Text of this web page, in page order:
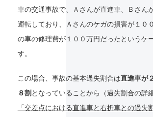
車の交通事故で、Ａさんが直進車、Ｂさん
運転しており、Ａさんのケガの損害が１０
の車の修理費が１００万円だったというケ
す。
この場合、事故の基本過失割合は直進車が
８割 となっていることから（過失割合の詳
「交差点における直進車と右折車との過失